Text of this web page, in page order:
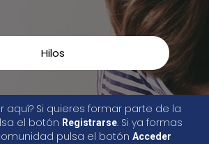
Hilos
aquí? Si quieres formar parte de la
el botón Registrarse. Si ya formas
pulsa el botón Acceder